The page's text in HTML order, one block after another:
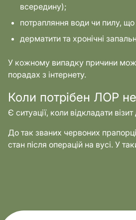
всередину);
потрапляння води чи пилу,
дерматити та хронічні
У кожному випадку причини
порадах з інтернету.
Коли потрібен ЛОР
Є ситуації, коли відкладати
До так званих червоних
стан після операцій на вусі. У